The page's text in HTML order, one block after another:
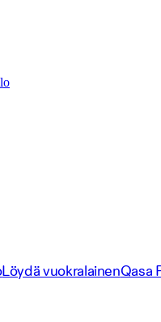
Löydä vuokralainenQasa